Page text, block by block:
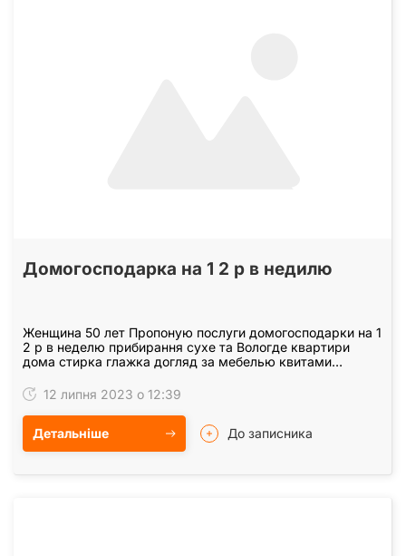
Домогосподарка на 1 2 р в недилю
Женщина 50 лет Пропоную послуги домогосподарки на 1
2 р в неделю прибирання сухе та Вологде квартири
дома стирка глажка догляд за мебелью квитами
маю…12 липня 2023 о 12:39
Детальніше До записника